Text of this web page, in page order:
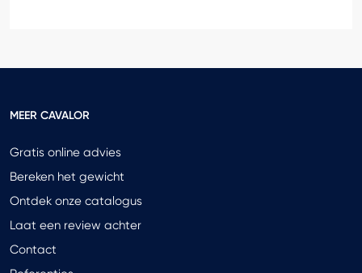
MEER CAVALOR
Gratis online advies
Bereken het gewicht
Ontdek onze catalogus
Laat een review achter
Contact